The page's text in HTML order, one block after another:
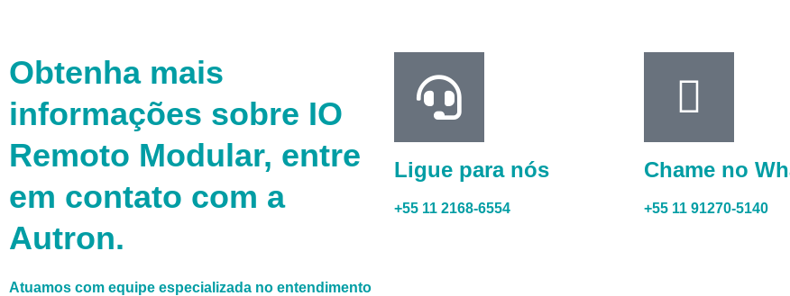
Obtenha mais
informações sobre IO
Remoto Modular, entre
em contato com a
Autron.
Atuamos com equipe especializada no entendimento
Ligue para nós
+55 11 2168-6554
Chame no
+55 11 91270-5140